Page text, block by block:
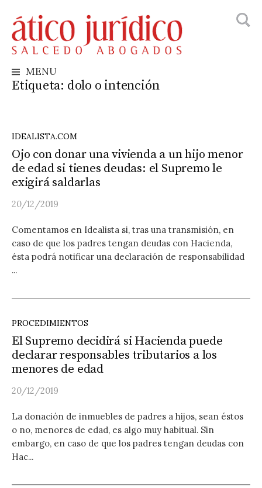
to
content
MENU
Etiqueta: dolo o intención
IDEALISTA.COM
Ojo con donar una vivienda a un hijo menor
de edad si tienes deudas: el Supremo le
exigirá saldarlas
20/12/2019
Comentamos en Idealista si, tras una transmisión, en
caso de que los padres tengan deudas con Hacienda,
ésta podrá notificar una declaración de responsabilidad
...
PROCEDIMIENTOS
El Supremo decidirá si Hacienda puede
declarar responsables tributarios a los
menores de edad
20/12/2019
La donación de inmuebles de padres a hijos, sean éstos
o no, menores de edad, es algo muy habitual. Sin
embargo, en caso de que los padres tengan deudas con
Hac...